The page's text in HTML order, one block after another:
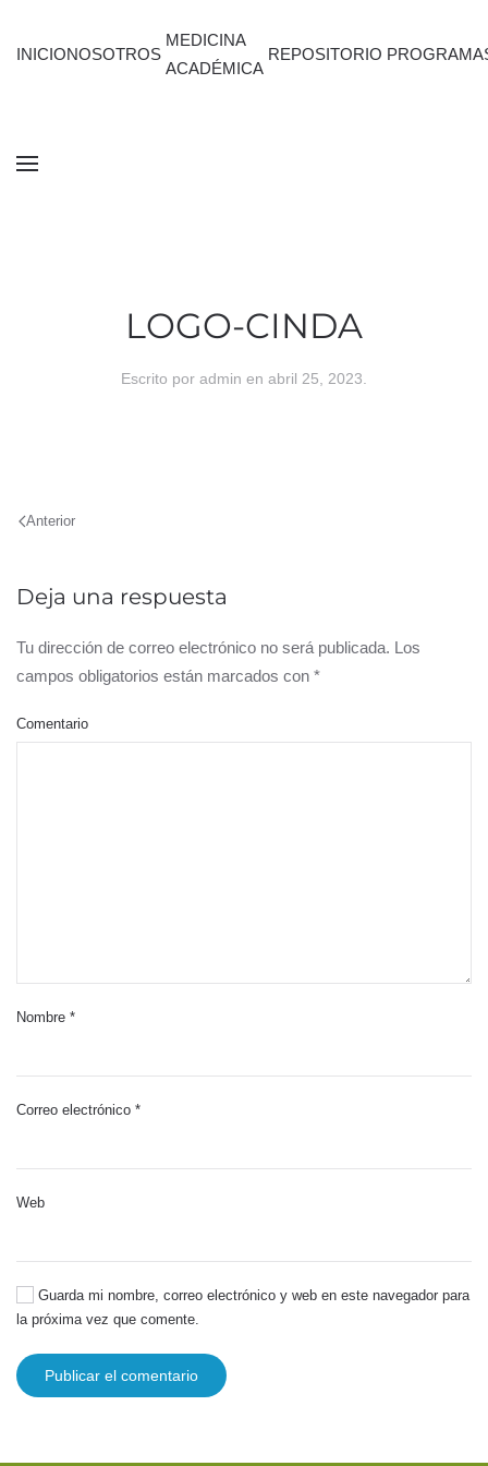
INICIONOSOTROS
MEDICINA
ACADÉMICA
REPOSITORIO
LOGO-CINDA
Escrito por admin en abril 25, 2023
Anterior
Deja una respuesta
Tu dirección de correo electrónico no será publicada. Los
campos obligatorios están marcados con *
Comentario
Nombre *
Correo electrónico *
Web
Guarda mi nombre, correo electrónico y web en este navegador para
la próxima vez que comente.
Publicar el comentario